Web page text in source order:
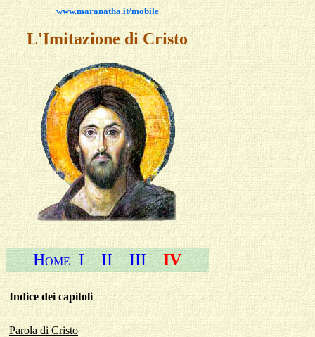
www.maranatha.it/mobile
L'Imitazione di Cristo
HOME I II III IV
Indicedei capitoli
Parola di Cristo